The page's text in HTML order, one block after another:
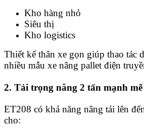
Kho hàng nhỏ
Siêu thị
Kho logistics
Thiết kế thân xe gọn giúp thao tác
nhiều mẫu xe nâng pallet điện
2. Tải trọng nâng 2 tấn mạnh mẽ
ET208 có khả năng nâng tải lên
cho: